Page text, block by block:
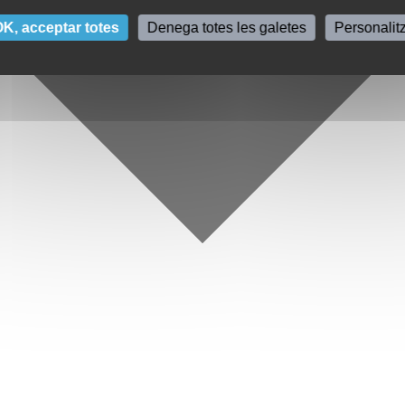
acceptar totes Denega totes les galetes